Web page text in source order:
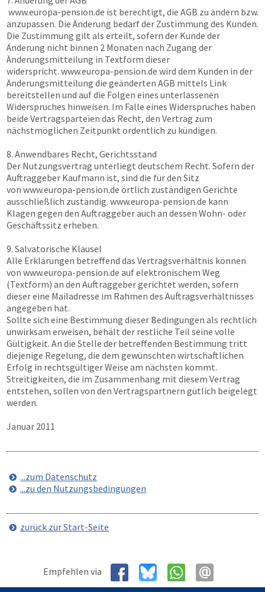
www.europa-pension.de ist berechtigt, die AGB zu ändern bzw.
anzupassen. Die Änderung bedarf der Zustimmung des Kunden.
Die Zustimmung gilt als erteilt, sofern der Kunde der
Änderung nicht binnen 2 Monaten nach Zugang der
Änderungsmitteilung in Textform dieser
widerspricht. www.europa-pension.de wird dem Kunden in der
Änderungsmitteilung die geänderten AGB mittels Link
bereitstellen und auf die Folgen eines unterlassenen
Widerspruches hinweisen. Im Falle eines Widerspruches haben
beide Vertragsparteien das Recht, den Vertrag zum
nächstmöglichen Zeitpunkt ordentlich zu kündigen.
8. Anwendbares Recht, Gerichtsstand
Der Nutzungsvertrag unterliegt deutschem Recht. Sofern der
Auftraggeber Kaufmann ist, sind die für den Sitz
von www.europa-pension.de örtlich zuständigen Gerichte
ausschließlich zuständig. www.europa-pension.de kann
Klagen gegen den Auftraggeber auch an dessen Wohn- oder
Geschäftssitz erheben.
9. Salvatorische Klausel
Alle Erklärungen betreffend das Vertragsverhältnis können
von www.europa-pension.de auf elektronischem Weg
(Textform) an den Auftraggeber gerichtet werden, sofern
dieser eine Mailadresse im Rahmen des Auftragsverhältnisses
angegeben hat.
Sollte sich eine Bestimmung dieser Bedingungen als rechtlich
unwirksam erweisen, behält der restliche Teil seine volle
Gültigkeit. An die Stelle der betreffenden Bestimmung tritt
diejenige Regelung, die dem gewünschten wirtschaftlichen
Erfolg in rechtsgültiger Weise am nächsten kommt.
Streitigkeiten, die im Zusammenhang mit diesem Vertrag
entstehen, sollen von den Vertragspartnern gütlich beigelegt
werden.
Januar 2011
...zum Datenschutz
...zu den Nutzungsbedingungen
zurück zur Start-Seite
Empfehlen via